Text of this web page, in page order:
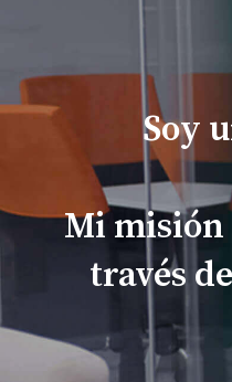
Soy
Mi misión
través